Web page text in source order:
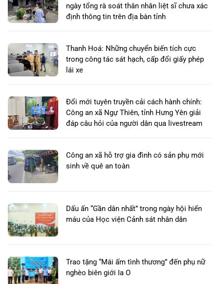
ngày tổng rà soát thân nhân liệt sĩ chưa xác
định thông tin trên địa bàn tỉnh
Thanh Hoá: Những chuyển biến tích cực
trong công tác sát hạch, cấp đổi giấy phép
lái xe
Đổi mới tuyên truyền cải cách hành chính:
Công an xã Ngự Thiên, tỉnh Hưng Yên giải
đáp câu hỏi của người dân qua livestream
Công an xã hỗ trợ gia đình có sản phụ mới
sinh về quê an toàn
Dấu ấn “Gần dân nhất” trong ngày hội hiến
máu của Học viện Cảnh sát nhân dân
Trao tặng “Mái ấm tình thương” đến phụ nữ
nghèo biên giới Ia O